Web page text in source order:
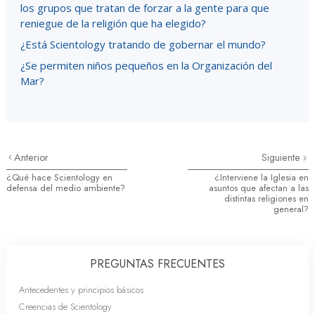
los grupos que tratan de forzar a la gente para que
reniegue de la religión que ha elegido?
¿Está Scientology tratando de gobernar el mundo?
¿Se permiten niños pequeños en la Organización del
Mar?
Anterior
¿Qué hace Scientology en
defensa del medio ambiente?
Siguiente
¿Interviene la Iglesia en
asuntos que afectan a las
distintas religiones en
general?
PREGUNTAS FRECUENTES
Antecedentes y principios básicos
Creencias de Scientology